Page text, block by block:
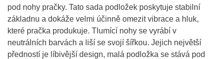
pod nohy pračky. Tato sada podložek poskytuje stabilní
základnu a dokáže velmi účinně omezit vibrace a hluk,
které pračka produkuje. Tlumící nohy se vyrábí v
neutrálních barvách a liší se svojí šířkou. Jejich největší
předností je líbivější design, malá podložka se stává pod